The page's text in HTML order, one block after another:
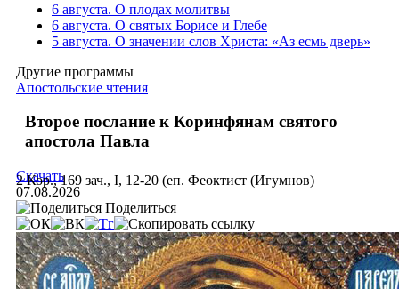
6 августа. О плодах молитвы
6 августа. О святых Борисе и Глебе
5 августа. О значении слов Христа: «Аз есмь дверь»
Другие программы
Апостольские чтения
Второе послание к Коринфянам святого
апостола Павла
2 Кор., 169 зач., I, 12-20 (еп. Феоктист (Игумнов)
Скачать
07.08.2026
Поделиться